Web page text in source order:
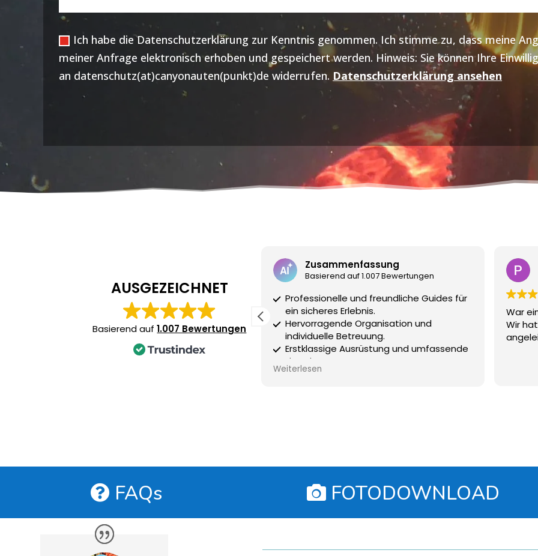
Ich habe die Datenschutzerklärung zur Kenntnis genommen. Ich stimme zu, dass meine
meiner Anfrage elektronisch erhoben und gespeichert werden. Hinweis: Sie können Ihre
an datenschutz(at)canyonauten(punkt)de widerrufen. Datenschutzerklärung ansehen
AUSGEZEICHNET
Basierend auf1.007 Bewertungen
ein sicheres Erlebnis.
Hervorragende Organisation und
individuelle Betreuung.
Erstklassige Ausrüstung und umfassende
Paul David
3 August 2026
War eine glatte 10/10 mit Tanja und Chris.
Wir hatten super Spaß und wurden sehr gut
angeleitet und betreut.
den
FAQs FOTODOWNLOAD